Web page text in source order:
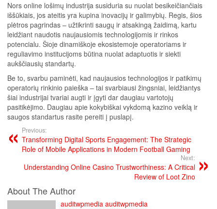
Nors online lošimų industrija susiduria su nuolat besikeičiančiais
iššūkiais, jos ateitis yra kupina inovacijų ir galimybių. Regis, šios
plėtros pagrindas – užtikrinti saugų ir atsakingą žaidimą, kartu
leidžiant naudotis naujausiomis technologijomis ir rinkos
potencialu. Šioje dinamiškoje ekosistemoje operatoriams ir
reguliavimo institucijoms būtina nuolat adaptuotis ir siekti
aukščiausių standartų.
Be to, svarbu paminėti, kad naujausios technologijos ir patikimų
operatorių rinkinio paieška – tai svarbiausi žingsniai, leidžiantys
šiai industrijai tvariai augti ir įgyti dar daugiau vartotojų
pasitikėjimo. Daugiau apie kokybiškai vykdomą kazino veiklą ir
saugos standartus rasite pereiti į puslapį.
Previous:
Transforming Digital Sports Engagement: The Strategic
Role of Mobile Applications in Modern Football Gaming
Next:
Understanding Online Casino Trustworthiness: A Critical
Review of Loot Zino
About The Author
auditwpmedia auditwpmedia